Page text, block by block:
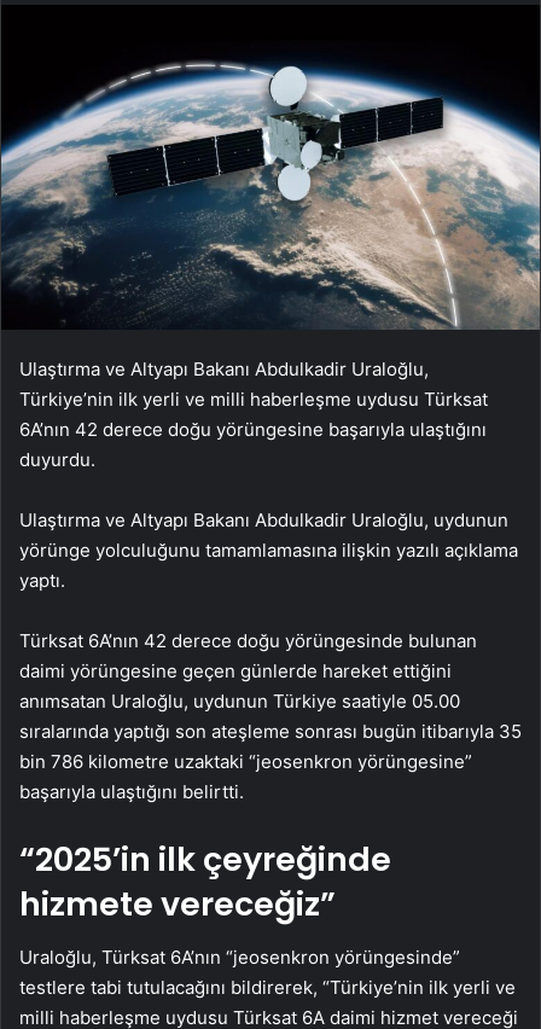
Ulaştırma ve Altyapı Bakanı Abdulkadir Uraloğlu,
Türkiye’nin ilk yerli ve milli haberleşme uydusu Türksat
6A’nın 42 derece doğu yörüngesine başarıyla ulaştığını
duyurdu.
Ulaştırma ve Altyapı Bakanı Abdulkadir Uraloğlu, uydunun
yörünge yolculuğunu tamamlamasına ilişkin yazılı açıklama
yaptı.
Türksat 6A’nın 42 derece doğu yörüngesinde bulunan
daimi yörüngesine geçen günlerde hareket ettiğini
anımsatan Uraloğlu, uydunun Türkiye saatiyle 05.00
sıralarında yaptığı son ateşleme sonrası bugün itibarıyla 35
bin 786 kilometre uzaktaki “jeosenkron yörüngesine”
başarıyla ulaştığını belirtti.
“2025’in ilk çeyreğinde
hizmete vereceğiz”
Uraloğlu, Türksat 6A’nın “jeosenkron yörüngesinde”
testlere tabi tutulacağını bildirerek, “Türkiye’nin ilk yerli ve
milli haberleşme uydusu Türksat 6A daimi hizmet vereceği